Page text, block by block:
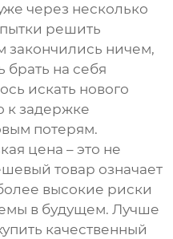
через несколько
решить
закончились ничем,
брать на себя
искать нового
к задержке
потерям.
цена – это не
товар означает
высокие риски
в будущем. Лучше
качественный